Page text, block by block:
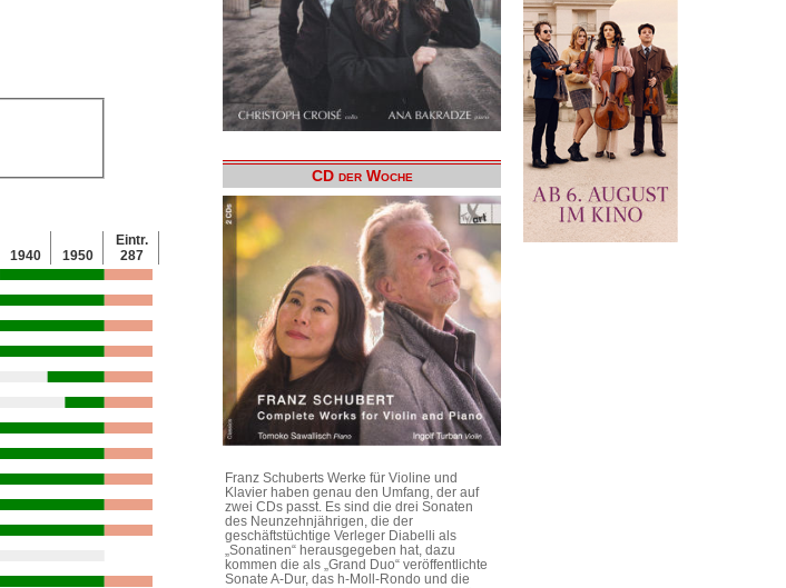
1940 1950
Eintr.
287
CD der Woche
Franz Schuberts Werke für Violine und
Klavier haben genau den Umfang, der auf
zwei CDs passt. Es sind die drei Sonaten
des Neunzehnjährigen, die der
geschäftstüchtige Verleger Diabelli als
„Sonatinen“ herausgegeben hat, dazu
kommen die als „Grand Duo“ veröffentlichte
Sonate A-Dur, das h-Moll-Rondo und die